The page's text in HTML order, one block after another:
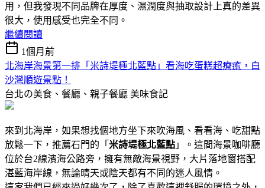
用，但我發現不同品牌在厚度、濕潤度與抽取設計上真的差異
很大，使用感受也完全不同。
繼續閱讀
1個月前
北海岸海景第一排「米詩堤極北藍點」看海吃蛋糕超療癒，白
沙灣順遊景點！
台北の美食、餐廳、親子餐廳 美味食記
來到北海岸，如果想找個地方坐下來吹海風、看看海、吃甜點
放鬆一下，推薦石門的「 米詩堤極北藍點 」。這間海景咖啡廳
位於台2線濱海公路旁，擁有無敵海景視野，大片落地窗搭配
湛藍海岸線，無論晴天或陰天都有不同的迷人風情。